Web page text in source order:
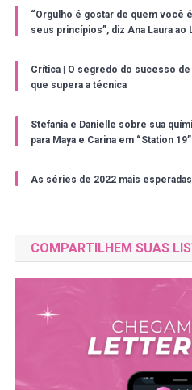
“Orgulho é gostar de quem você
seus princípios”, diz Ana Laura ao
Crítica | O segredo do sucesso de
que supera a técnica
Stefania e Danielle sobre sua
para Maya e Carina em “Station 19”
As séries de 2022 mais
COMPARTILHEM SUAS